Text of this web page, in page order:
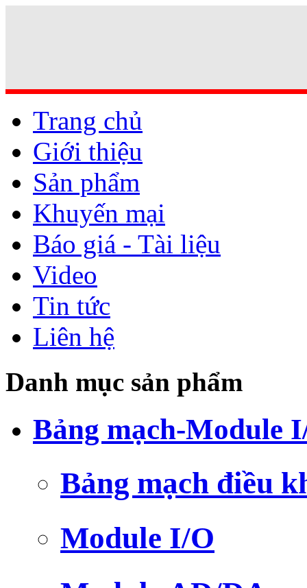
Trang chủ
Giới thiệu
Sản phẩm
Khuyến mại
Báo giá - Tài liệu
Video
Tin tức
Liên hệ
Danh mục sản phẩm
Bảng mạch-Module
Bảng mạch điều
Module I/O